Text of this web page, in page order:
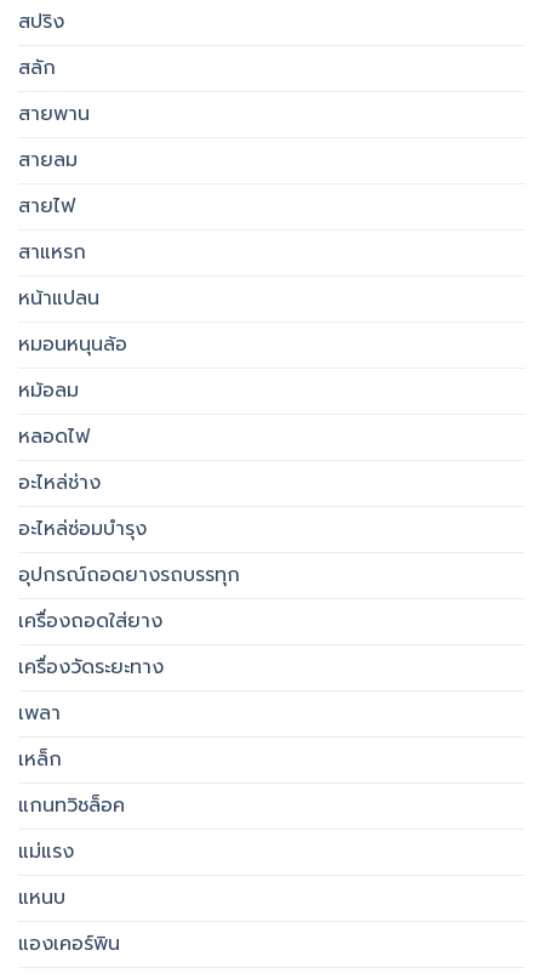
สปริง
สลัก
สายพาน
สายลม
สายไฟ
สาแหรก
หน้าแปลน
หมอนหนุนล้อ
หม้อลม
หลอดไฟ
อะไหล่ช่าง
อะไหล่ซ่อมบำรุง
อุปกรณ์ถอดยางรถบรรทุก
เครื่องถอดใส่ยาง
เครื่องวัดระยะทาง
เพลา
เหล็ก
แกนทวิชล็อค
แม่แรง
แหนบ
แองเคอร์พิน